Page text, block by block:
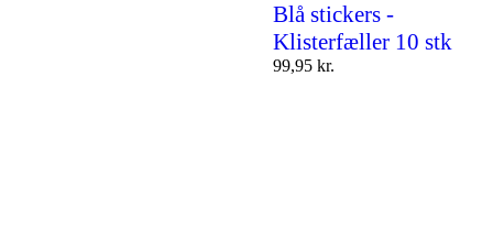
Blå stickers -
Klisterfæller 10 stk
99,95 kr.